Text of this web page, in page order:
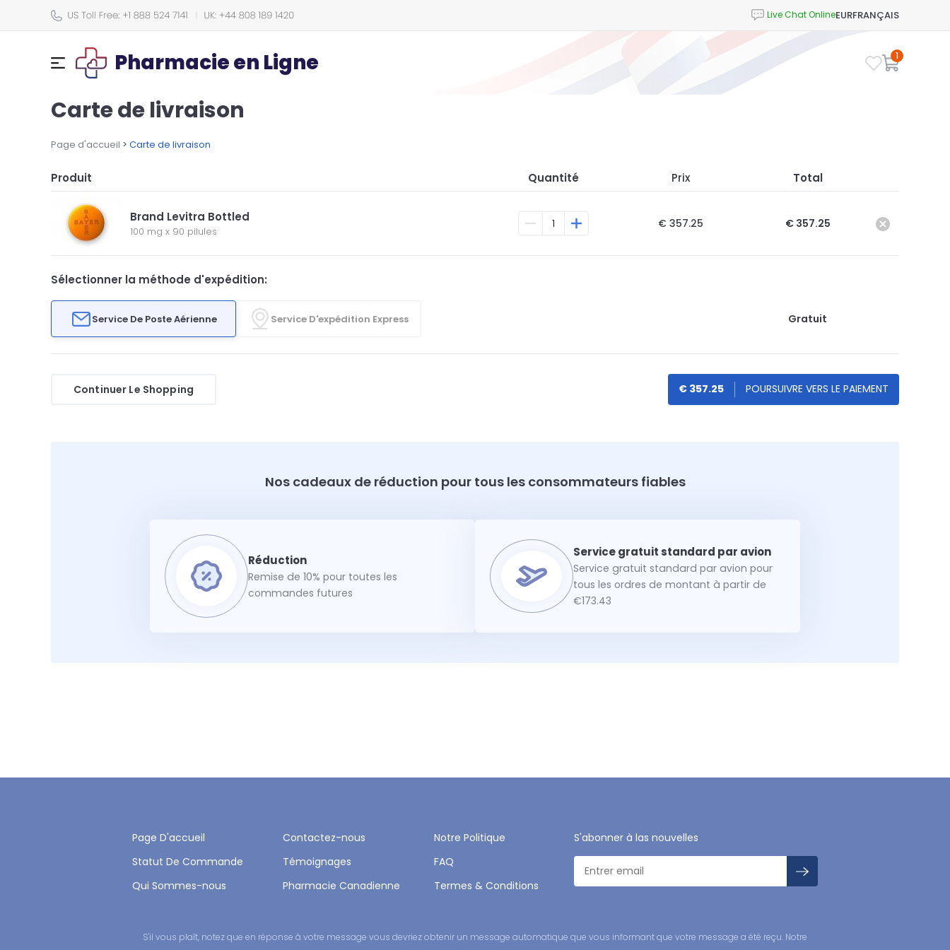
EURFRANÇAIS
Pharmacie en Ligne 1
Carte de livraison
Page d'accueil > Carte de livraison
Produit Quantité Prix Total
Brand Levitra Bottled
100 mg x 90 pilules
€ 357.25 € 357.25
Sélectionner la méthode d'expédition:
Service De Poste Aérienne Service D'expédition Express Gratuit
Continuer Le Shopping € 357.25
Nos cadeaux de réduction pour tous les consommateurs fiables
Remise de 10% pour toutes les
commandes futures
Service gratuit standard par avion pour
tous les ordres de montant à partir de
€173.43
Page D'accueil Contactez-nous
Notre Politique
Statut De Commande
Témoignages
FAQ
Qui Sommes-nous
Pharmacie Canadienne Termes & Conditions
S'abonner à las nouvelles
S'il vous plaît, notez que en réponse à votre message vous devriez obtenir un message automatique que vous informant que votre message a été reçu. Notre